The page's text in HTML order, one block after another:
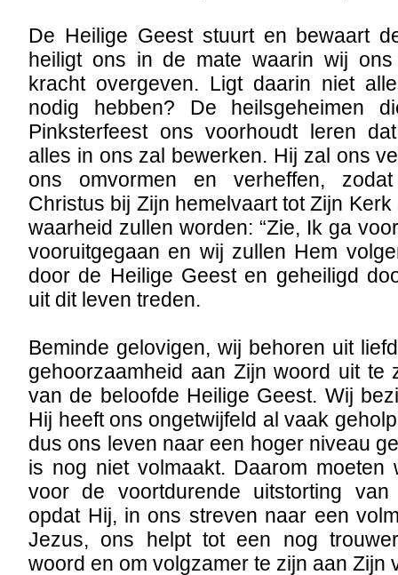
De Heilige Geest stuurt en bewaart
heiligt ons in de mate waarin wij
kracht overgeven. Ligt daarin niet
nodig hebben? De heilsgeheimen
Pinksterfeest ons voorhoudt leren
alles in ons zal bewerken. Hij zal ons
ons omvormen en verheffen,
Christus bij Zijn hemelvaart tot Zijn
waarheid zullen worden: “Zie, Ik ga
vooruitgegaan en wij zullen Hem
door de Heilige Geest en geheiligd
uit dit leven treden.
Beminde gelovigen, wij behoren uit
gehoorzaamheid aan Zijn woord uit te
van de beloofde Heilige Geest. Wij
Hij heeft ons ongetwijfeld al vaak
dus ons leven naar een hoger niveau
is nog niet volmaakt. Daarom moeten
voor de voortdurende uitstorting
opdat Hij, in ons streven naar een
Jezus, ons helpt tot een nog
woord en om volgzamer te zijn aan Zijn